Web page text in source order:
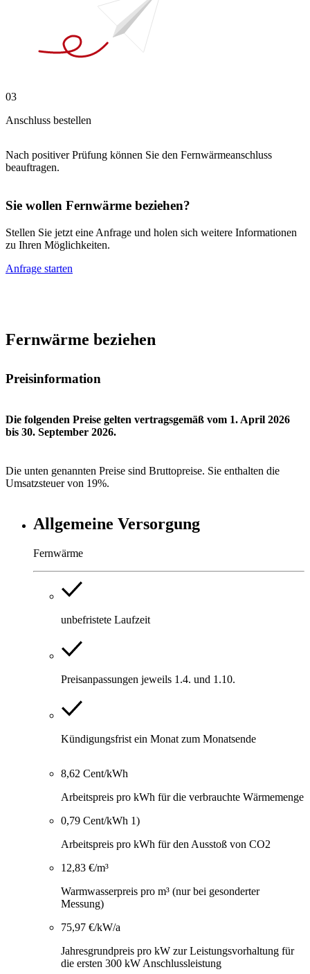
03
Anschluss bestellen
Nach positiver Prüfung können Sie den Fernwärmeanschluss
beauftragen.
Sie wollen Fernwärme beziehen?
Stellen Sie jetzt eine Anfrage und holen sich weitere Informationen
zu Ihren Möglichkeiten.
Anfrage starten
Fernwärme beziehen
Preisinformation
Die folgenden Preise gelten vertragsgemäß vom 1. April 2026
bis 30. September 2026.
Die unten genannten Preise sind Bruttopreise. Sie enthalten die
Umsatzsteuer von 19%.
Allgemeine Versorgung
Fernwärme
unbefristete Laufzeit
Preisanpassungen jeweils 1.4. und 1.10.
Kündigungsfrist ein Monat zum Monatsende
8,62 Cent/kWh
Arbeitspreis pro kWh für die verbrauchte Wärmemenge
0,79 Cent/kWh 1)
Arbeitspreis pro kWh für den Ausstoß von CO2
12,83 €/m³
Warmwasserpreis pro m³ (nur bei gesonderter
Messung)
75,97 €/kW/a
Jahresgrundpreis pro kW zur Leistungsvorhaltung für
die ersten 300 kW Anschlussleistung